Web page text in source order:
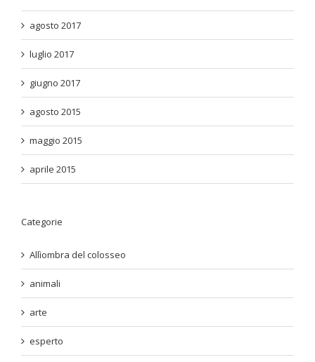
agosto 2017
luglio 2017
giugno 2017
agosto 2015
maggio 2015
aprile 2015
Categorie
Allìombra del colosseo
animali
arte
esperto